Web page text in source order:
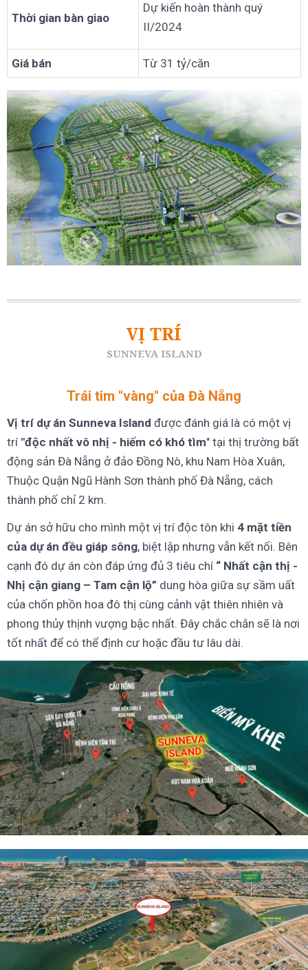
Thời gian bàn giao
Dự kiến hoàn thành quý
II/2024
Giá bán Từ 31 tỷ/căn
VỊ TRÍ
SUNNEVA ISLAND
Trái tim "vàng" của Đà Nẵng
Vị trí dự án Sunneva Island được đánh giá là có một vị
trí "độc nhất vô nhị - hiếm có khó tìm" tại thị trường bất
động sản Đà Nẵng ở đảo Đồng Nò, khu Nam Hòa Xuân,
Thuộc Quận Ngũ Hành Sơn thành phố Đà Nẵng, cách
thành phố chỉ 2 km.
Dự án sở hữu cho mình một vị trí độc tôn khi 4 mặt tiền
của dự án đều giáp sông, biệt lập nhưng vẫn kết nối. Bên
cạnh đó dự án còn đáp ứng đủ 3 tiêu chí “ Nhất cận thị -
Nhị cận giang – Tam cận lộ” dung hòa giữa sự sầm uất
của chốn phồn hoa đô thị cùng cảnh vật thiên nhiên và
phong thủy thịnh vượng bậc nhất. Đây chắc chắn sẽ là nơi
tốt nhất để có thể định cư hoặc đầu tư lâu dài.